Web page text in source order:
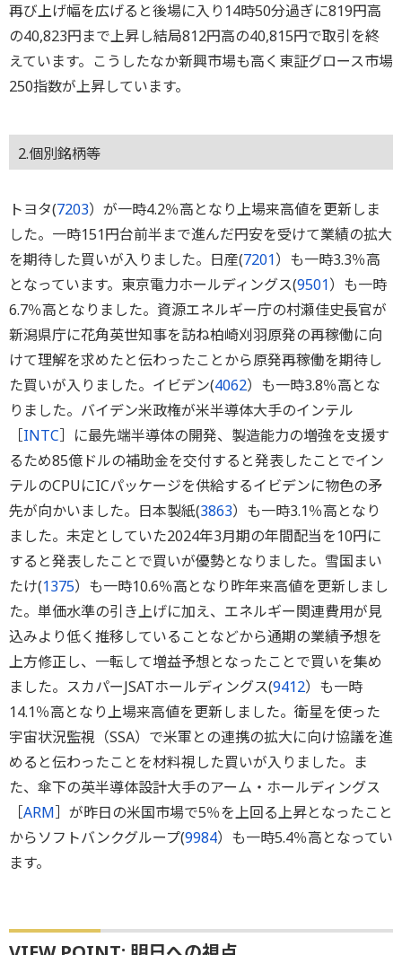
再び上げ幅を広げると後場に入り14時50分過ぎに819円高
の40,823円まで上昇し結局812円高の40,815円で取引を終
えています。こうしたなか新興市場も高く東証グロース市場
250指数が上昇しています。
2.個別銘柄等
トヨタ(7203）が一時4.2％高となり上場来高値を更新しま
した。一時151円台前半まで進んだ円安を受けて業績の拡大
を期待した買いが入りました。日産(7201）も一時3.3％高
となっています。東京電力ホールディングス(9501）も一時
6.7％高となりました。資源エネルギー庁の村瀬佳史長官が
新潟県庁に花角英世知事を訪ね柏崎刈羽原発の再稼働に向
けて理解を求めたと伝わったことから原発再稼働を期待し
た買いが入りました。イビデン(4062）も一時3.8％高とな
りました。バイデン米政権が米半導体大手のインテル
［INTC］に最先端半導体の開発、製造能力の増強を支援す
るため85億ドルの補助金を交付すると発表したことでイン
テルのCPUにICパッケージを供給するイビデンに物色の矛
先が向かいました。日本製紙(3863）も一時3.1％高となり
ました。未定としていた2024年3月期の年間配当を10円に
すると発表したことで買いが優勢となりました。雪国まい
たけ(1375）も一時10.6％高となり昨年来高値を更新しまし
た。単価水準の引き上げに加え、エネルギー関連費用が見
込みより低く推移していることなどから通期の業績予想を
上方修正し、一転して増益予想となったことで買いを集め
ました。スカパーJSATホールディングス(9412）も一時
14.1％高となり上場来高値を更新しました。衛星を使った
宇宙状況監視（SSA）で米軍との連携の拡大に向け協議を進
めると伝わったことを材料視した買いが入りました。ま
た、傘下の英半導体設計大手のアーム・ホールディングス
［ARM］が昨日の米国市場で5％を上回る上昇となったこと
からソフトバンクグループ(9984）も一時5.4％高となってい
ます。